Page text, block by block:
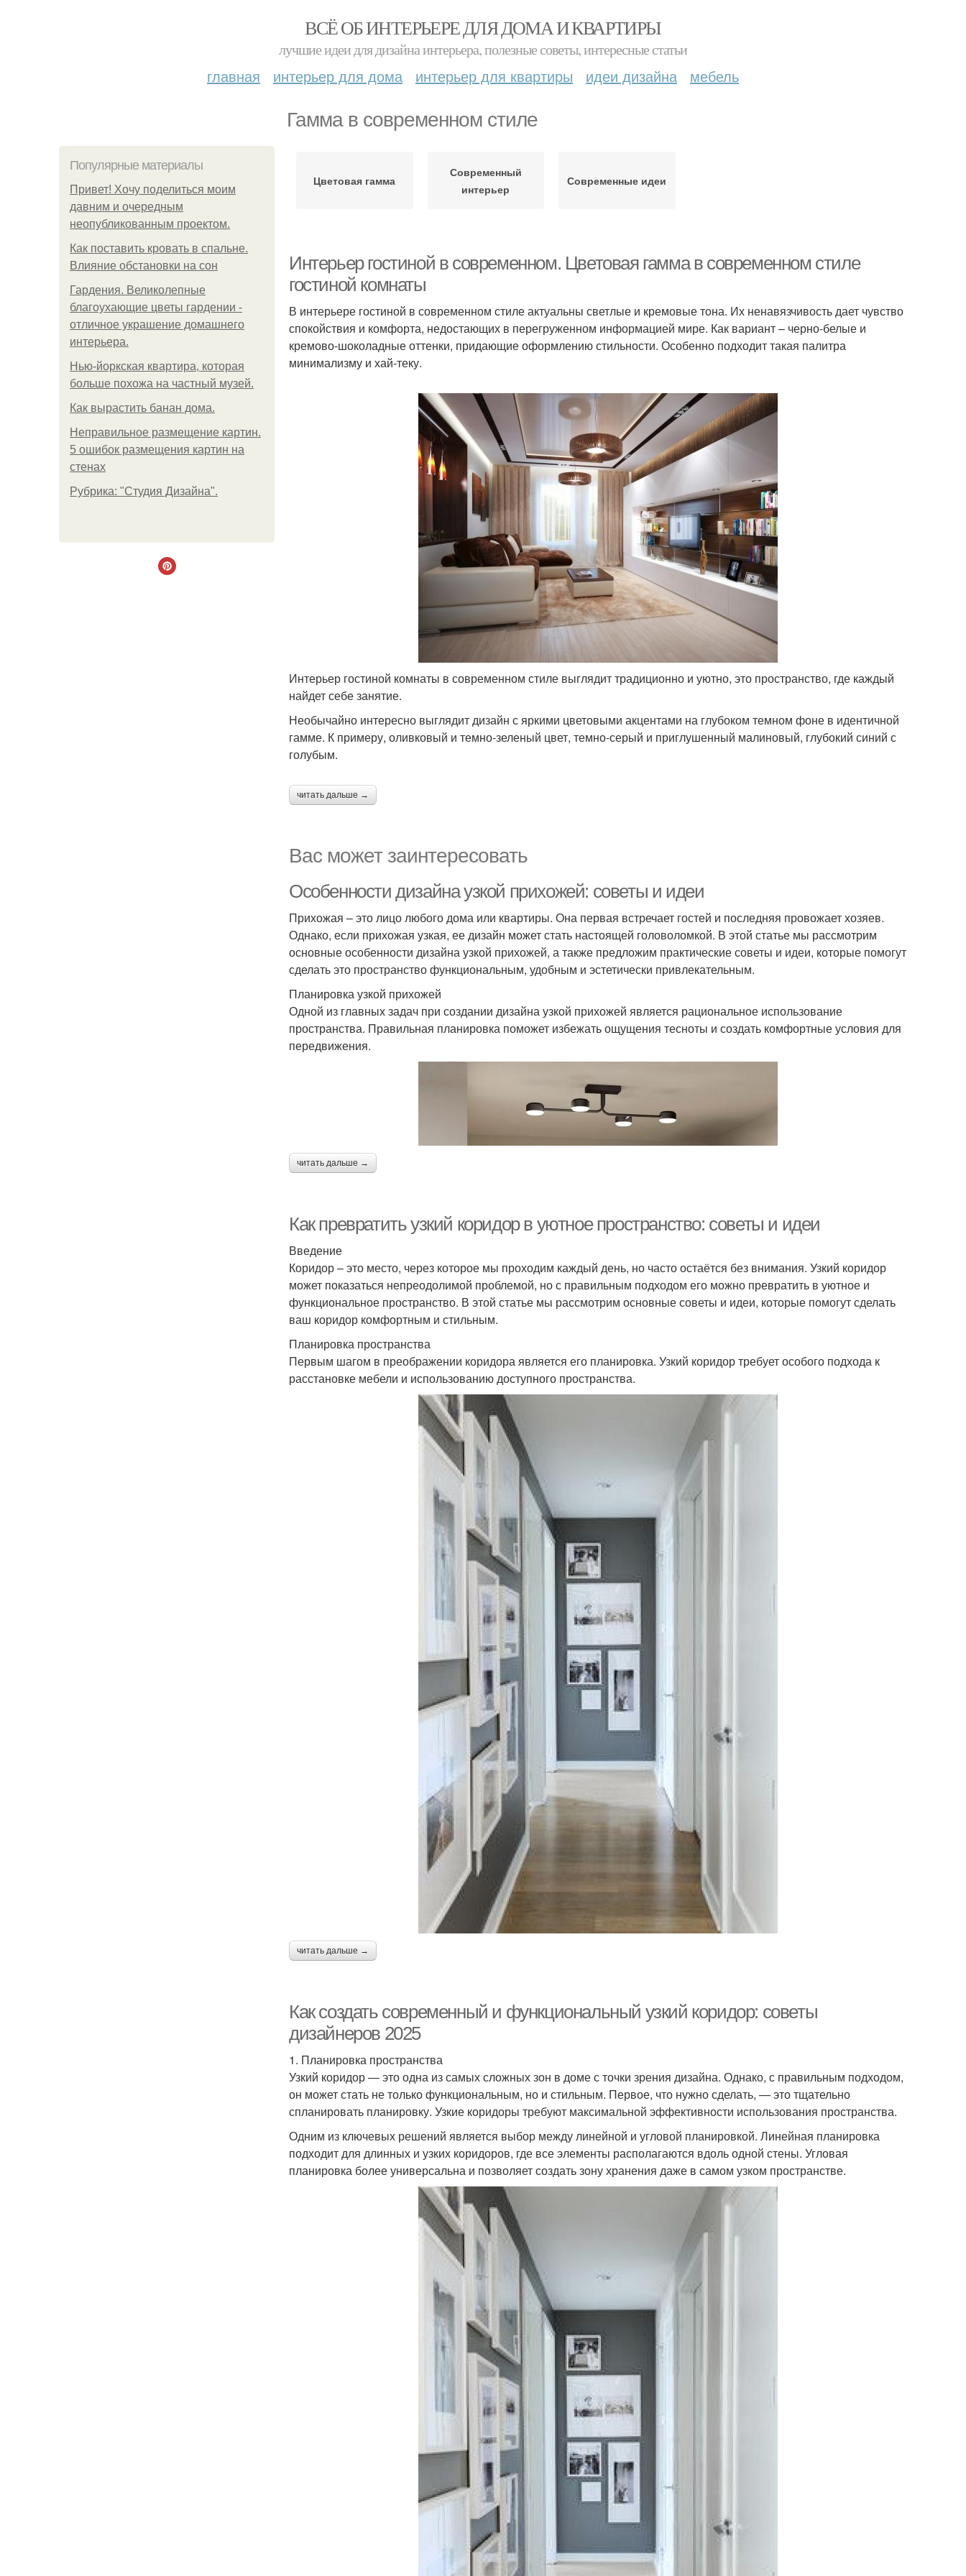
ВСЁ ОБ ИНТЕРЬЕРЕ ДЛЯ ДОМА И КВАРТИРЫ
лучшие идеи для дизайна интерьера, полезные советы, интересные статьи
главная интерьер для дома интерьер для квартиры идеи дизайна мебель
Гамма в современном стиле
Популярные материалы
Привет! Хочу поделиться моим
давним и очередным
неопубликованным проектом.
Как поставить кровать в спальне.
Влияние обстановки на сон
Гардения. Великолепные
благоухающие цветы гардении -
отличное украшение домашнего
интерьера.
Нью-йоркская квартира, которая
больше похожа на частный музей.
Как вырастить банан дома.
Неправильное размещение картин.
5 ошибок размещения картин на
стенах
Рубрика: "Студия Дизайна".
Цветовая гамма
Современный
интерьер
Современные идеи
Интерьер гостиной в современном. Цветовая гамма в современном стиле
гостиной комнаты
В интерьере гостиной в современном стиле актуальны светлые и кремовые тона. Их ненавязчивость дает чувство
спокойствия и комфорта, недостающих в перегруженном информацией мире. Как вариант – черно-белые и
кремово-шоколадные оттенки, придающие оформлению стильности. Особенно подходит такая палитра
минимализму и хай-теку.
Интерьер гостиной комнаты в современном стиле выглядит традиционно и уютно, это пространство, где каждый
найдет себе занятие.
Необычайно интересно выглядит дизайн с яркими цветовыми акцентами на глубоком темном фоне в идентичной
гамме. К примеру, оливковый и темно-зеленый цвет, темно-серый и приглушенный малиновый, глубокий синий с
голубым.
читать дальше →
Вас может заинтересовать
Особенности дизайна узкой прихожей: советы и идеи
Прихожая – это лицо любого дома или квартиры. Она первая встречает гостей и последняя провожает хозяев.
Однако, если прихожая узкая, ее дизайн может стать настоящей головоломкой. В этой статье мы рассмотрим
основные особенности дизайна узкой прихожей, а также предложим практические советы и идеи, которые помогут
сделать это пространство функциональным, удобным и эстетически привлекательным.
Планировка узкой прихожей
Одной из главных задач при создании дизайна узкой прихожей является рациональное использование
пространства. Правильная планировка поможет избежать ощущения тесноты и создать комфортные условия для
передвижения.
читать дальше →
Как превратить узкий коридор в уютное пространство: советы и идеи
Введение
Коридор – это место, через которое мы проходим каждый день, но часто остаётся без внимания. Узкий коридор
может показаться непреодолимой проблемой, но с правильным подходом его можно превратить в уютное и
функциональное пространство. В этой статье мы рассмотрим основные советы и идеи, которые помогут сделать
ваш коридор комфортным и стильным.
Планировка пространства
Первым шагом в преображении коридора является его планировка. Узкий коридор требует особого подхода к
расстановке мебели и использованию доступного пространства.
читать дальше →
Как создать современный и функциональный узкий коридор: советы
дизайнеров 2025
1. Планировка пространства
Узкий коридор — это одна из самых сложных зон в доме с точки зрения дизайна. Однако, с правильным подходом,
он может стать не только функциональным, но и стильным. Первое, что нужно сделать, — это тщательно
спланировать планировку. Узкие коридоры требуют максимальной эффективности использования пространства.
Одним из ключевых решений является выбор между линейной и угловой планировкой. Линейная планировка
подходит для длинных и узких коридоров, где все элементы располагаются вдоль одной стены. Угловая
планировка более универсальна и позволяет создать зону хранения даже в самом узком пространстве.